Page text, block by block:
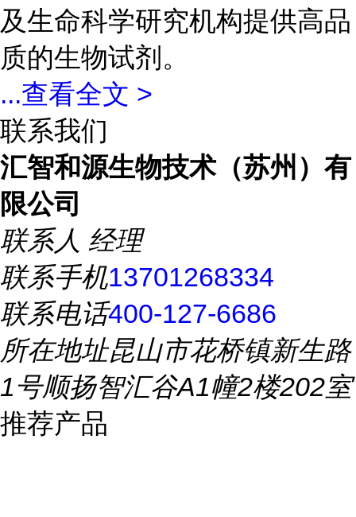
及生命科学研究机构提供高品
质的生物试剂。
...查看全文 >
联系我们
汇智和源生物技术（苏州）有
限公司
联系人 经理
联系手机13701268334
联系电话400-127-6686
所在地址昆山市花桥镇新生路
1号顺扬智汇谷A1幢2楼202室
推荐产品